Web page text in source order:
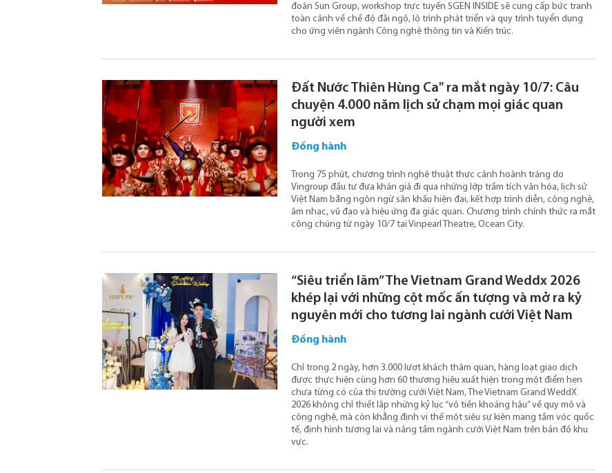
đoàn Sun Group, workshop trực tuyến SGEN INSIDE sẽ cung cấp bức tranh
toàn cảnh về chế độ đãi ngộ, lộ trình phát triển và quy trình tuyển dụng
cho ứng viên ngành Công nghệ thông tin và Kiến trúc.
Đất Nước Thiên Hùng Ca" ra mắt ngày 10/7: Câu
chuyện 4.000 năm lịch sử chạm mọi giác quan
người xem
Đồng hành
Trong 75 phút, chương trình nghệ thuật thực cảnh hoành tráng do
Vingroup đầu tư đưa khán giả đi qua những lớp trầm tích văn hóa, lịch sử
Việt Nam bằng ngôn ngữ sân khấu hiện đại, kết hợp trình diễn, công nghệ,
âm nhạc, vũ đạo và hiệu ứng đa giác quan. Chương trình chính thức ra mắt
công chúng từ ngày 10/7 tại Vinpearl Theatre, Ocean City.
“Siêu triển lãm” The Vietnam Grand Weddx 2026
khép lại với những cột mốc ấn tượng và mở ra kỷ
nguyên mới cho tương lai ngành cưới Việt Nam
Đồng hành
Chỉ trong 2 ngày, hơn 3.000 lượt khách thăm quan, hàng loạt giao dịch
được thực hiện cùng hơn 60 thương hiệu xuất hiện trong một điểm hẹn
chưa từng có của thị trường cưới Việt Nam, The Vietnam Grand WeddX
2026 không chỉ thiết lập những kỷ lục “vô tiền khoáng hậu” về quy mô và
công nghệ, mà còn khẳng định vị thế một siêu sự kiện mang tầm vóc quốc
tế, định hình tương lai và nâng tầm ngành cưới Việt Nam trên bản đồ khu
vực.